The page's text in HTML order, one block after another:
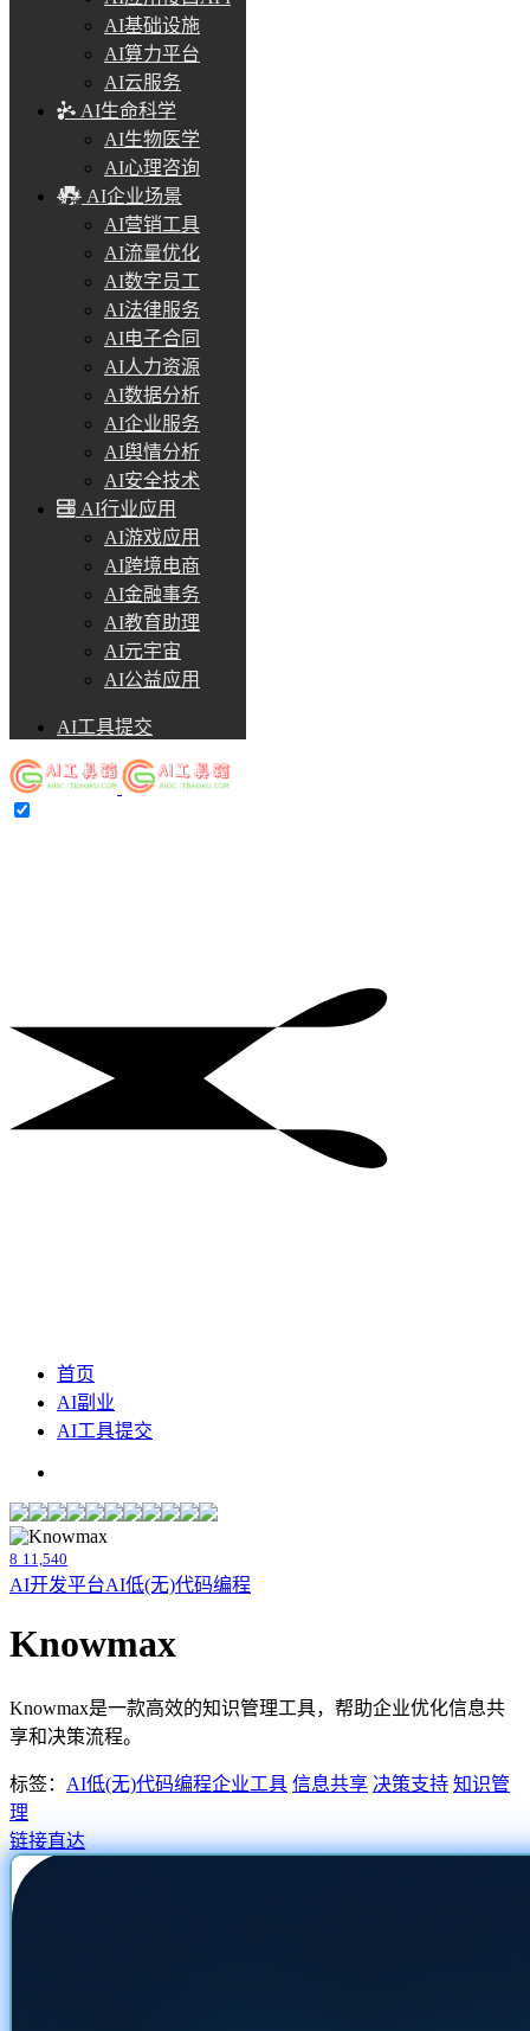
AI基础设施
AI算力平台
AI云服务
AI生命科学
AI生物医学
AI心理咨询
AI企业场景
AI营销工具
AI流量优化
AI数字员工
AI法律服务
AI电子合同
AI人力资源
AI数据分析
AI企业服务
AI舆情分析
AI安全技术
AI行业应用
AI游戏应用
AI跨境电商
AI金融事务
AI教育助理
AI元宇宙
AI公益应用
AI工具提交
首页
AI副业
AI工具提交
8 11,540
AI开发平台AI低(无)代码编程
Knowmax
Knowmax是一款高效的知识管理工具，帮助企业优化信息共
享和决策流程。
标签： AI低(无)代码编程企业工具 信息共享 决策支持 知识管
理
链接直达